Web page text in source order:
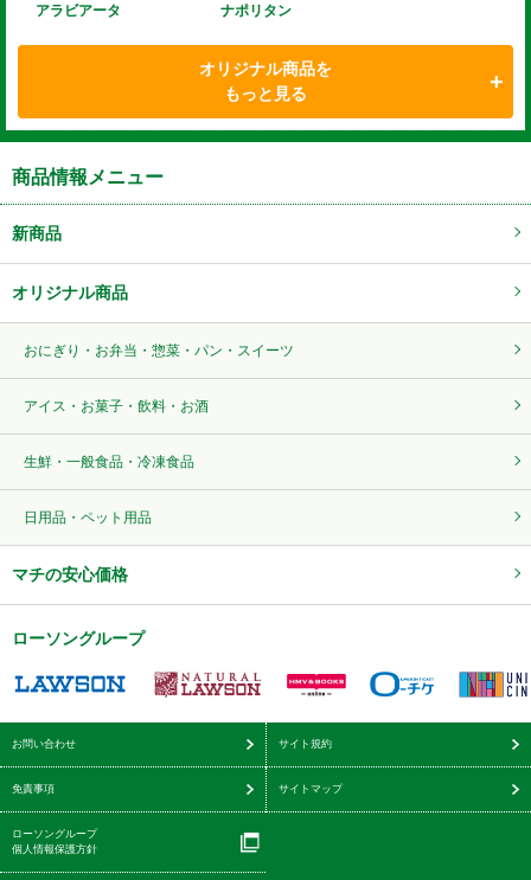
アラビアータ ナポリタン
オリジナル商品を
もっと見る
商品情報メニュー
新商品
オリジナル商品
おにぎり・お弁当・惣菜・パン・スイーツ
アイス・お菓子・飲料・お酒
生鮮・一般食品・冷凍食品
日用品・ペット用品
マチの安心価格
ローソングループ
お問い合わせ サイト規約
免責事項 サイトマップ
ローソングループ
個人情報保護方針